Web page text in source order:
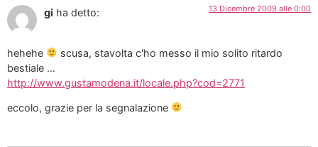
gi ha detto: 13 Dicembre 2009 alle 0:00
hehehe
scusa, stavolta c'ho messo il mio solito ritardo
bestiale …
http://www.gustamodena.it/locale.php?cod=2771
eccolo, grazie per la segnalazione